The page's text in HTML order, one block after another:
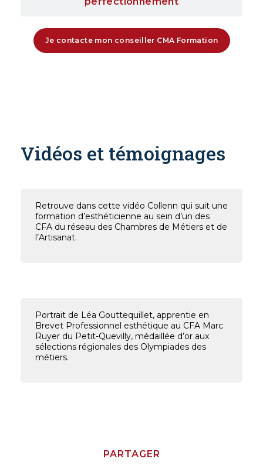
Je contacte mon conseiller CMA Formation
Vidéos et témoignages
Retrouve dans cette vidéo Collenn qui suit une
formation d’esthéticienne au sein d’un des
CFA du réseau des Chambres de Métiers et de
l’Artisanat.
Portrait de Léa Gouttequillet, apprentie en
Brevet Professionnel esthétique au CFA Marc
Ruyer du Petit-Quevilly, médaillée d’or aux
sélections régionales des Olympiades des
métiers.
PARTAGER